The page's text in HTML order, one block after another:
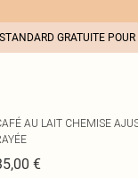
GRATUITE
AU LAIT CHEMISE
€